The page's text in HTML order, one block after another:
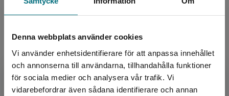
Denna webbplats använder cookies
Vi använder enhetsidentifierare för att anpassa innehållet
och annonserna till användarna, tillhandahålla funktioner
för sociala medier och analysera vår trafik. Vi
vidarebefordrar även sådana identifierare och annan
Begränsad fraktregion
Sidantal:
190
Köp- och leveransvillkor